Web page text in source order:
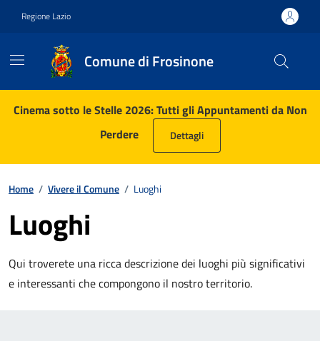
Regione Lazio
Comune di Frosinone
Contenuti in evidenza
Cinema sotto le Stelle 2026: Tutti gli Appuntamenti da Non
Perdere
Dettagli
Home / Vivere il Comune / Luoghi
Luoghi
Qui troverete una ricca descrizione dei luoghi più significativi
e interessanti che compongono il nostro territorio.